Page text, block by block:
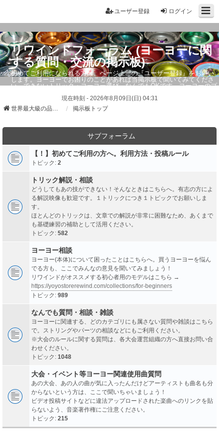
ログイン
ユーザー登録
リワインドフォーラム (ヨーヨーに関
する質問・交流の掲示板)
初めてご利用になられる方は、ページ上部の『ユーザー登録』をお願い
します。ヨーヨーでお困りのことがあれば当掲示板で聞いてみてくださ
い。できないトリック・ヨーヨー選び、なんでもOKです。ヨーヨーのプ
現在時刻 - 2026年8月09日(日) 04:31
世界最大級の品ぞろえ ヨーヨーストア「リワインド」
掲示板トップ
サブフォーラム
【！】初めてご利用の方へ。利用方法・投稿ルール
トピック: 2
トリック解説・相談
どうしてもあの技ができない！そんなときはこちらへ。有志の方によ
る解説映像も歓迎です。１トリックにつき１トピックでお願いしま
す。
ほとんどのトリックは、文章での解説が非常に困難なため、あくまで
も基礎練習の補助として活用ください。
トピック: 582
ヨーヨー相談
ヨーヨー(本体)について困ったことはこちらへ。買うヨーヨーを悩ん
でる方も、ここでみんなの意見を聞いてみましょう！
リワインドがオススメする初心者用のモデルはこちら →
https://yoyostorerewind.com/collections/for-beginners
トピック: 989
なんでも質問・相談・雑談
ヨーヨーに関連する、どのカテゴリにも属さない質問や雑談はこちら
で。ストリングやパーツの相談などにもご利用ください。
※大会のルールに関する質問は、各大会運営組織の方へ直接お問い合
わせください。
トピック: 1048
大会・イベント等ヨーヨー関連使用曲質問
あの大会、あの人の曲が気に入ったんだけどアーティストも曲名も分
からないという方は、ここで聞いちゃいましょう！
ビデオ投稿サイトなどに違法アップロードされた楽曲へのリンクを貼
らないよう、音楽著作権にご注意ください。
トピック: 215